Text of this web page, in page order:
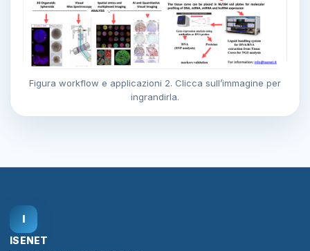
Figura workflow e applicazioni 2. Clicca sull’immagine per
ingrandirla.
I
ISENET